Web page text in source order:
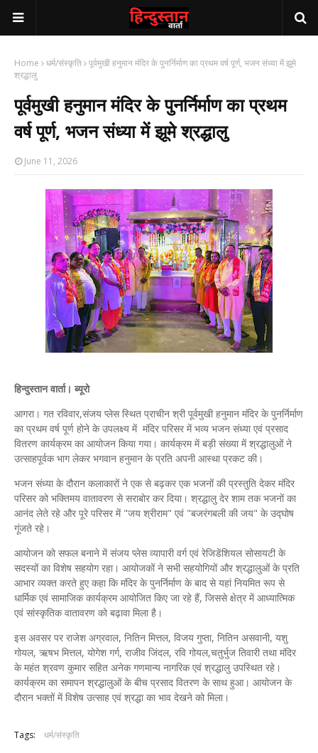
Home धर्म/संस्कृति पूर्वमुखी हनुमान मंदिर के पुनर्निर्माण का प्रथम वर्ष पूर्ण, भजन संध्या में झूमे
श्रद्धालु
पूर्वमुखी हनुमान मंदिर के पुनर्निर्माण का प्रथम
वर्ष पूर्ण, भजन संध्या में झूमे श्रद्धालु
June 11, 2026
हिन्दुस्तान वार्ता। ब्यूरो
आगरा। गत रविवार,संजय प्लेस स्थित प्राचीन श्री पूर्वमुखी हनुमान मंदिर के पुनर्निर्माण
का प्रथम वर्ष पूर्ण होने के उपलक्ष्य में मंदिर परिसर में भव्य भजन संध्या एवं प्रसाद
वितरण कार्यक्रम का आयोजन किया गया। कार्यक्रम में बड़ी संख्या में श्रद्धालुओं ने
उत्साहपूर्वक भाग लेकर भगवान हनुमान के प्रति अपनी आस्था प्रकट की।
भजन संध्या के दौरान कलाकारों ने एक से बढ़कर एक भजनों की प्रस्तुति देकर मंदिर
परिसर को भक्तिमय वातावरण से सराबोर कर दिया। श्रद्धालु देर शाम तक भजनों का
आनंद लेते रहे और पूरे परिसर में "जय श्रीराम" एवं "बजरंगबली की जय" के उद्घोष
गूंजते रहे।
आयोजन को सफल बनाने में संजय प्लेस व्यापारी वर्ग एवं रेजिडेंशियल सोसायटी के
सदस्यों का विशेष सहयोग रहा। आयोजकों ने सभी सहयोगियों और श्रद्धालुओं के प्रति
आभार व्यक्त करते हुए कहा कि मंदिर के पुनर्निर्माण के बाद से यहां नियमित रूप से
धार्मिक एवं सामाजिक कार्यक्रम आयोजित किए जा रहे हैं, जिससे क्षेत्र में आध्यात्मिक
एवं सांस्कृतिक वातावरण को बढ़ावा मिला है।
इस अवसर पर राजेश अग्रवाल, नितिन मित्तल, विजय गुप्ता, नितिन असवानी, यशु
गोयल, ऋषभ मित्तल, योगेश गर्ग, राजीव जिंदल, रवि गोयल,चतुर्भुज तिवारी तथा मंदिर
के महंत श्रवण कुमार सहित अनेक गणमान्य नागरिक एवं श्रद्धालु उपस्थित रहे।
कार्यक्रम का समापन श्रद्धालुओं के बीच प्रसाद वितरण के साथ हुआ। आयोजन के
दौरान भक्तों में विशेष उत्साह एवं श्रद्धा का भाव देखने को मिला।
Tags: धर्म/संस्कृति